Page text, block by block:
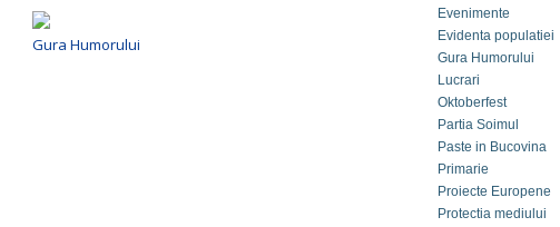
Gura Humorului
Evenimente
Evidenta populatiei
Gura Humorului
Lucrari
Oktoberfest
Partia Soimul
Paste in Bucovina
Primarie
Proiecte Europene
Protectia mediului